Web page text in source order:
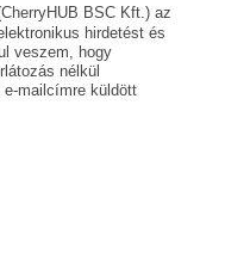
BSC Kft.) az
hirdetést és
veszem, hogy
nélkül
mailcímre küldött